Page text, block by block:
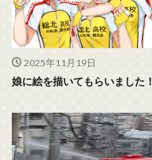
2025年11月19日
娘に絵を描いてもらいました！